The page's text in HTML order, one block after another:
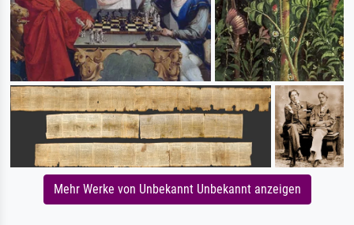
Mehr Werke von Unbekannt Unbekannt anzeigen